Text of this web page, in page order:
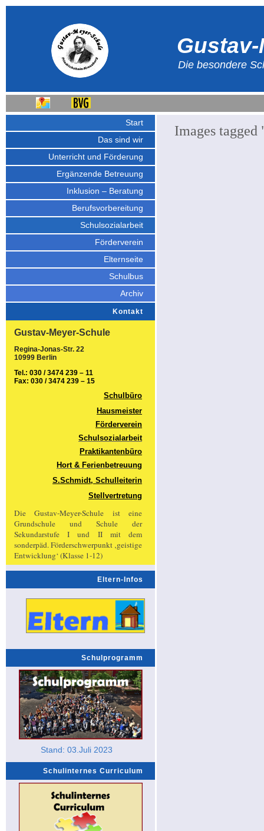
Start
Das sind wir
Unterricht und Förderung
Ergänzende Betreuung
Inklusion – Beratung
Berufsvorbereitung
Schulsozialarbeit
Förderverein
Elternseite
Schulbus
Archiv
Kontakt
Gustav-Meyer-Schule
Regina-Jonas-Str. 22
10999 Berlin
Tel.: 030 / 3474 239 – 11
Fax: 030 / 3474 239 – 15
Schulbüro
Hausmeister
Förderverein
Schulsozialarbeit
Praktikantenbüro
Hort & Ferienbetreuung
S.Schmidt, Schulleiterin
Stellvertretung
Die Gustav-Meyer-Schule ist eine
Grundschule und Schule der
Sekundarstufe I und II mit dem
sonderpäd. Förderschwerpunkt ‚geistige
Entwicklung‘ (Klasse 1-12)
Eltern-Infos
Schulprogramm
Stand: 03.Juli 2023
Schulinternes Curriculum
Die besondere
Images